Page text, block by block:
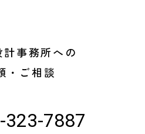
計事務所への
・ご相談
323-7887